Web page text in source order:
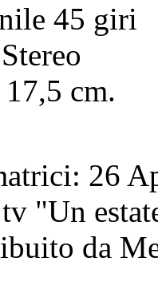
45 giri
17,5 cm.
26
"Un
da